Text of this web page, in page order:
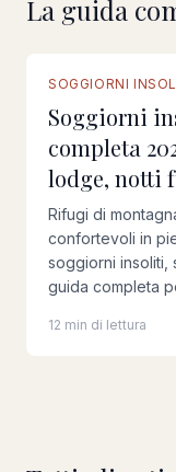
La guida
GUIDA COMPLETA
SOGGIORNI
Soggiorni
completa
lodge, notti
Rifugi di
confortevoli in
soggiorni insoliti,
guida completa
12 min di lettura